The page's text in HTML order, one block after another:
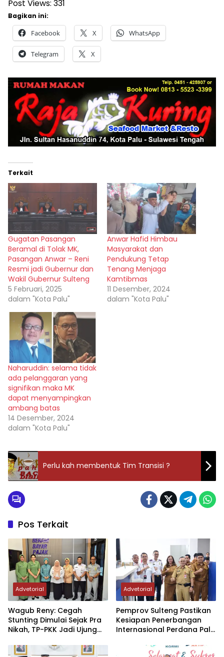
Post Views: 331
Bagikan ini:
Facebook X WhatsApp
Telegram X
Terkait
Gugatan Pasangan
Beramal di Tolak MK,
Pasangan Anwar – Reni
Resmi jadi Gubernur dan
Wakil Gubernur Sulteng
5 Februari, 2025
dalam "Kota Palu"
Anwar Hafid Himbau
Masyarakat dan
Pendukung Tetap
Tenang Menjaga
Kamtibmas
11 Desember, 2024
dalam "Kota Palu"
Naharuddin: selama tidak
ada pelanggaran yang
signifikan maka MK
dapat menyampingkan
ambang batas
14 Desember, 2024
dalam "Kota Palu"
Perlu kah membentuk Tim Transisi ?
Pos Terkait
Advetorial
Wagub Reny: Cegah
Stunting Dimulai Sejak Pra
Nikah, TP-PKK Jadi Ujung
Advetorial
Pemprov Sulteng Pastikan
Kesiapan Penerbangan
Internasional Perdana Palu